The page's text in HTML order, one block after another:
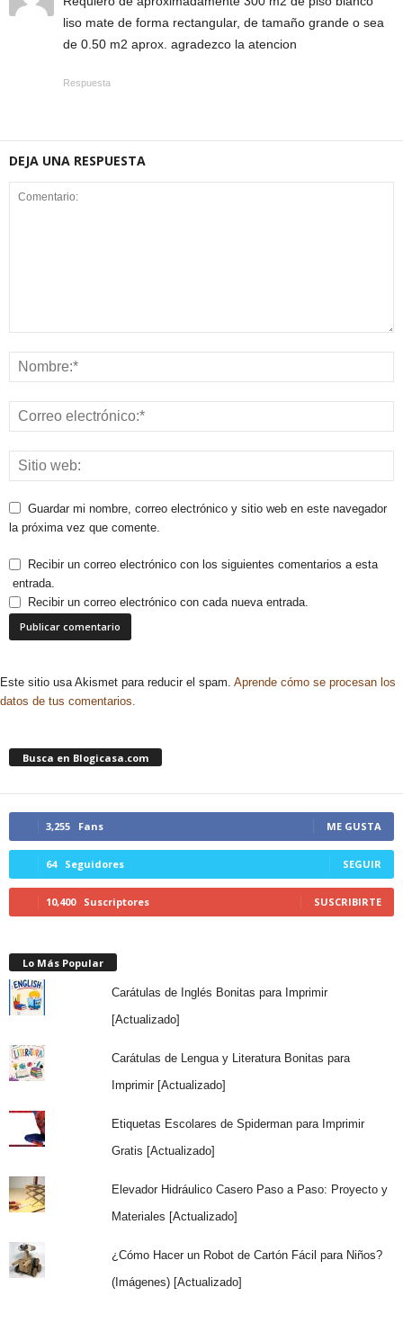
liso mate de forma rectangular, de tamaño grande o sea
de 0.50 m2 aprox. agradezco la atencion
Respuesta
DEJA UNA RESPUESTA
Guardar mi nombre, correo electrónico y sitio web en este navegador
la próxima vez que comente.
Recibir un correo electrónico con los siguientes comentarios a esta
entrada.
Recibir un correo electrónico con cada nueva entrada.
Este sitio usa Akismet para reducir el spam. Aprende cómo se procesan los
datos de tus comentarios.
Busca en Blogicasa.com
3,255 Fans ME GUSTA
64 Seguidores SEGUIR
10,400 Suscriptores SUSCRIBIRTE
Lo Más Popular
Carátulas de Inglés Bonitas para Imprimir
[Actualizado]
Carátulas de Lengua y Literatura Bonitas para
Imprimir [Actualizado]
Etiquetas Escolares de Spiderman para Imprimir
Gratis [Actualizado]
Elevador Hidráulico Casero Paso a Paso: Proyecto y
Materiales [Actualizado]
¿Cómo Hacer un Robot de Cartón Fácil para Niños?
(Imágenes) [Actualizado]